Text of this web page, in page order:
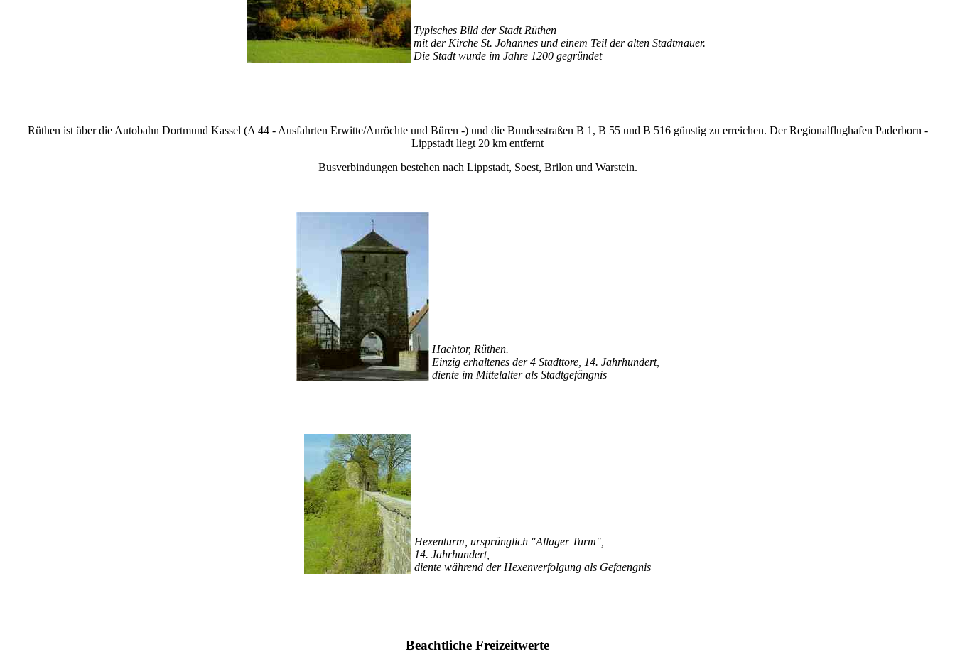
Typisches Bild der Stadt Rüthen
mit der Kirche St. Johannes und einem Teil der alten Stadtmauer.
Die Stadt wurde im Jahre 1200 gegründet
Rüthen ist über die Autobahn Dortmund Kassel (A 44 - Ausfahrten Erwitte/Anröchte und Büren -) und die Bundesstraßen B 1, B 55 und B 516 günstig zu erreichen. Der Regionalflughafen Paderborn -
Lippstadt liegt 20 km entfernt
Busverbindungen bestehen nach Lippstadt, Soest, Brilon und Warstein.
Hachtor, Rüthen.
Einzig erhaltenes der 4 Stadttore, 14. Jahrhundert,
diente im Mittelalter als Stadtgefängnis
Hexenturm, ursprünglich "Allager Turm",
14. Jahrhundert,
diente während der Hexenverfolgung als Gefaengnis
Beachtliche Freizeitwerte